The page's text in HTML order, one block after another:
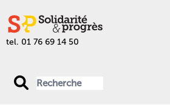
tel. 01 76 69 14 50